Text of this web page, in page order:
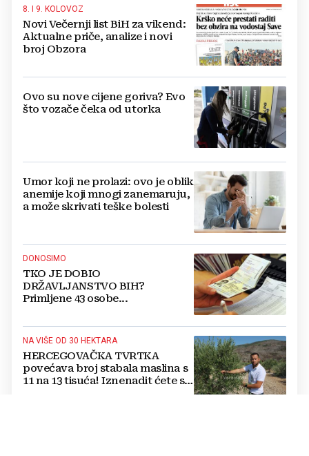
8. I 9. KOLOVOZ
Novi Večernji list BiH za vikend:
Aktualne priče, analize i novi
broj Obzora
Ovo su nove cijene goriva? Evo
što vozače čeka od utorka
Umor koji ne prolazi: ovo je oblik
anemije koji mnogi zanemaruju,
a može skrivati teške bolesti
DONOSIMO
TKO JE DOBIO
DRŽAVLJANSTVO BIH?
Primljene 43 osobe...
NA VIŠE OD 30 HEKTARA
HERCEGOVAČKA TVRTKA
povećava broj stabala maslina s
11 na 13 tisuća! Iznenadit ćete se